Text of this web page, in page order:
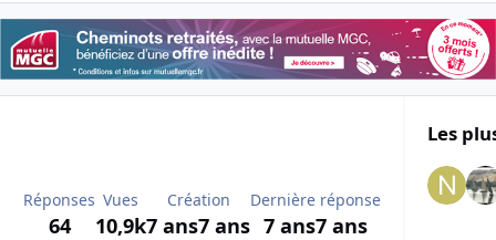
Réponses
64
Vues
10,9k
Création
7 ans7 ans
Dernière réponse
7 ans7 ans
Les